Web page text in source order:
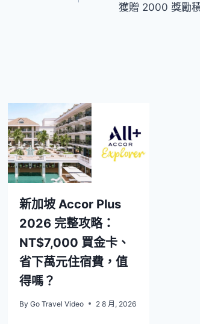
獲贈 2000 獎勵
新加坡 Accor Plus
2026 完整攻略：
NT$7,000 買金卡、
省下萬元住宿費，值
得嗎？
By Go Travel Video 2 8 月, 2026